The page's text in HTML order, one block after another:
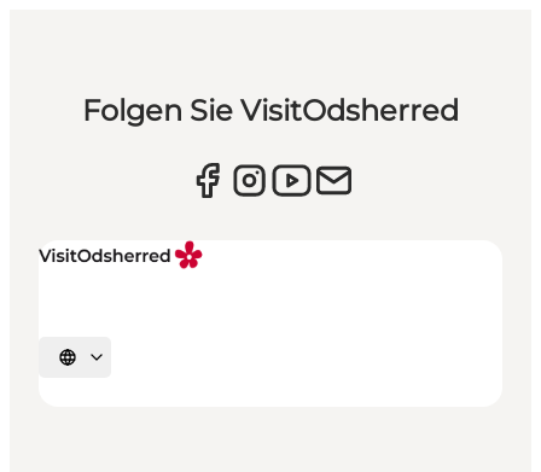
Folgen Sie VisitOdsherred
Sprache auswählen